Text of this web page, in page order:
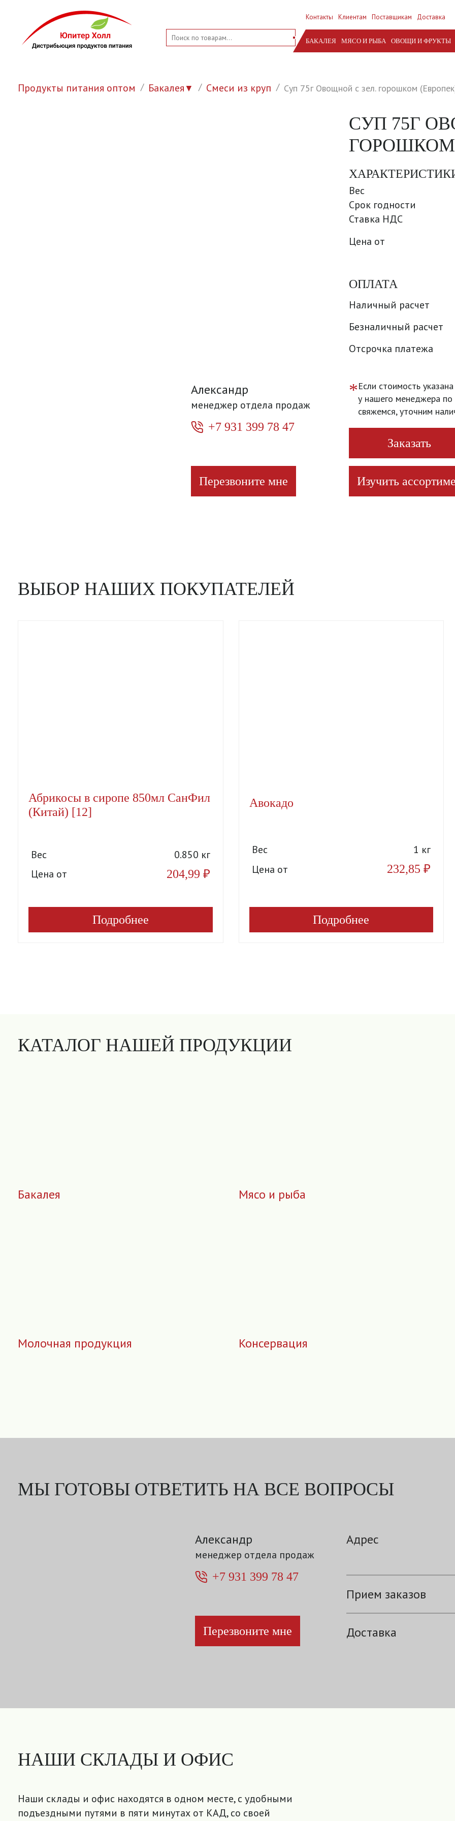
Контакты Клиентам Поставщикам Доставка
БАКАЛЕЯ МЯСО И РЫБА ОВОЩИ И ФРУКТЫ
Продукты питания оптом Бакалея▼ Смеси из круп Суп 75г Овощной с зел. горошком
Александр
менеджер отдела продаж
+7 931 399 78 47
Перезвоните мне
СУП 75Г
ГОРОШКОМ
Вес
Срок годности
Ставка НДС
Цена от
ОПЛАТА
Наличный расчет
Безналичный расчет
Отсрочка платежа
*Если стоимость
у нашего менеджера по
свяжемся, уточним
Заказать
Изучить
ВЫБОР НАШИХ ПОКУПАТЕЛЕЙ
Абрикосы в сиропе 850мл СанФил
(Китай) [12]
Вес
0.850 кг
Цена от
204,99 ₽
Подробнее
Авокадо
Вес
1 кг
Цена от
232,85₽
Подробнее
КАТАЛОГ НАШЕЙ ПРОДУКЦИИ
Бакалея Мясо и рыба
Молочная продукция Консервация
МЫ ГОТОВЫ ОТВЕТИТЬ НА ВСЕ ВОПРОСЫ
Александр
менеджер отдела продаж
+7 931 399 78 47
Перезвоните мне
Адрес
Прием заказов
Доставка
НАШИ СКЛАДЫ И ОФИС
Наши склады и офис находятся в одном месте, с удобными
подъездными путями в пяти минутах от КАД, со своей